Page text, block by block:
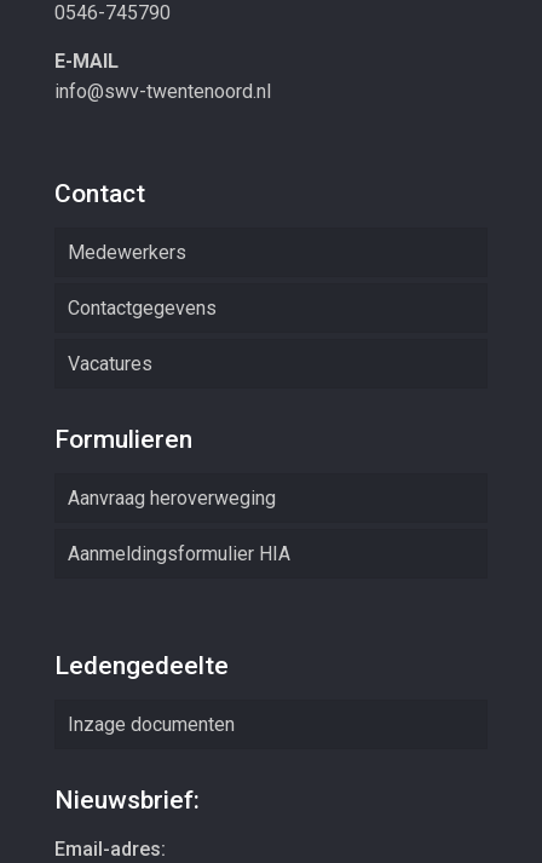
0546-745790
E-MAIL
info@swv-twentenoord.nl
Contact
Medewerkers
Contactgegevens
Vacatures
Formulieren
Aanvraag heroverweging
Aanmeldingsformulier HIA
Ledengedeelte
Inzage documenten
Nieuwsbrief:
Email-adres: